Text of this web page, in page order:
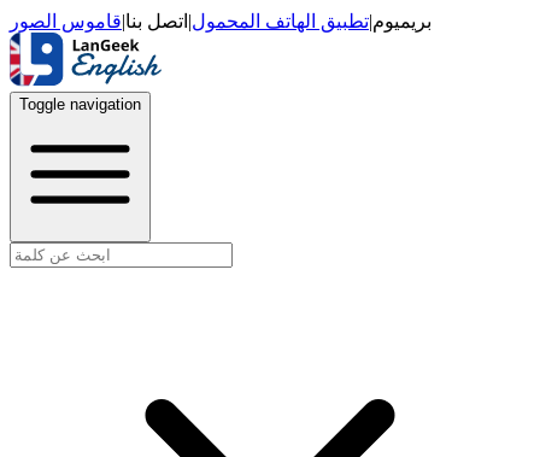
بريميوم|تطبيق الهاتف المحمول| اتصل بنا|قاموس الصور
Toggle navigation